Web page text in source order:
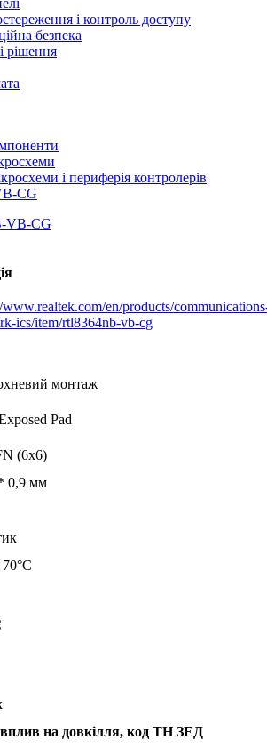
і контроль доступу
безпека
рішення
і периферія контролерів
CG
www.realtek.com/en/products/
ics/item/rtl8364nb-vb-cg
монтаж
Pad
(6x6)
0,9 мм
на довкілля, код ТН ЗЕД